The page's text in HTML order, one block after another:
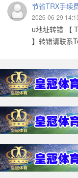
节省TRX手续
2026-06-29
u地址转错 【
】转错请联系